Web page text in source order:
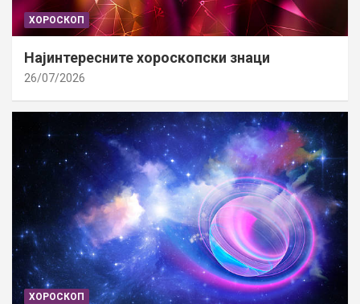
ХОРОСКОП
Најинтересните хороскопски знаци
26/07/2026
ХОРОСКОП